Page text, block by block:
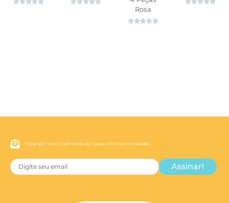
 
Rosa


Fique por dentro de todas as nossas ofertas e novidades
Assinar!